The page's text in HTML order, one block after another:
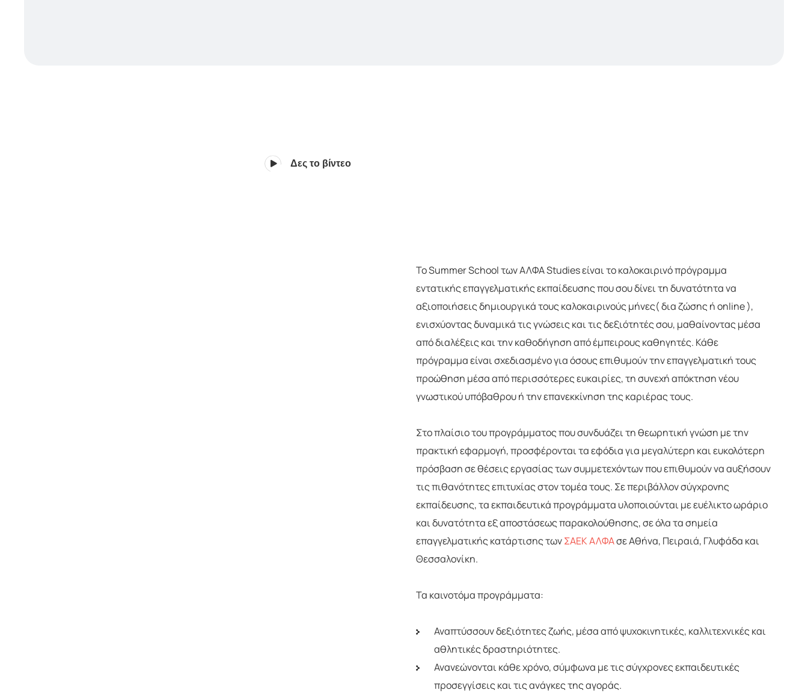
Δες το βίντεο
Το Summer School των ΑΛΦΑ Studies είναι το καλοκαιρινό πρόγραμμα
εντατικής επαγγελματικής εκπαίδευσης που σου δίνει τη δυνατότητα να
αξιοποιήσεις δημιουργικά τους καλοκαιρινούς μήνες( δια ζώσης ή online ),
ενισχύοντας δυναμικά τις γνώσεις και τις δεξιότητές σου, μαθαίνοντας μέσα
από διαλέξεις και την καθοδήγηση από έμπειρους καθηγητές. Κάθε
πρόγραμμα είναι σχεδιασμένο για όσους επιθυμούν την επαγγελματική τους
προώθηση μέσα από περισσότερες ευκαιρίες, τη συνεχή απόκτηση νέου
γνωστικού υπόβαθρου ή την επανεκκίνηση της καριέρας τους.
Στο πλαίσιο του προγράμματος που συνδυάζει τη θεωρητική γνώση με την
πρακτική εφαρμογή, προσφέρονται τα εφόδια για μεγαλύτερη και ευκολότερη
πρόσβαση σε θέσεις εργασίας των συμμετεχόντων που επιθυμούν να αυξήσουν
τις πιθανότητες επιτυχίας στον τομέα τους. Σε περιβάλλον σύγχρονης
εκπαίδευσης, τα εκπαιδευτικά προγράμματα υλοποιούνται με ευέλικτο ωράριο
και δυνατότητα εξ αποστάσεως παρακολούθησης, σε όλα τα σημεία
επαγγελματικής κατάρτισης τωνΣΑΕΚ ΑΛΦΑσε Αθήνα, Πειραιά, Γλυφάδα και
Θεσσαλονίκη.
Τα καινοτόμα προγράμματα:
Αναπτύσσουν δεξιότητες ζωής, μέσα από ψυχοκινητικές, καλλιτεχνικές και
αθλητικές δραστηριότητες.
Ανανεώνονται κάθε χρόνο, σύμφωνα με τις σύγχρονες εκπαιδευτικές
προσεγγίσεις και τις ανάγκες της αγοράς.